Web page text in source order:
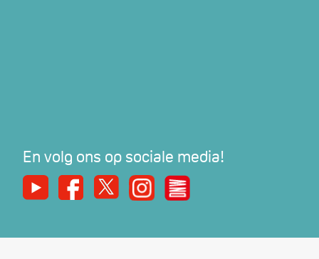
En volg ons op sociale media!
Youtube Facebook
X InstagramDe Nieuwe Werker